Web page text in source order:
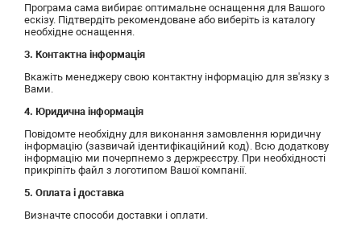
Програма сама вибирає оптимальне оснащення для Вашого
ескізу. Підтвердіть рекомендоване або виберіть із каталогу
необхідне оснащення.
3. Контактна інформація
Вкажіть менеджеру свою контактну інформацію для зв'язку з
Вами.
4. Юридична інформація
Повідомте необхідну для виконання замовлення юридичну
інформацію (зазвичай ідентифікаційний код). Всю додаткову
інформацію ми почерпнемо з держреєстру. При необхідності
прикріпіть файл з логотипом Вашої компанії.
5. Оплата і доставка
Визначте способи доставки і оплати.